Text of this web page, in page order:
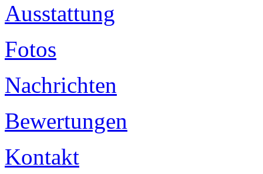
Ausstattung
Fotos
Nachrichten
Bewertungen
Kontakt